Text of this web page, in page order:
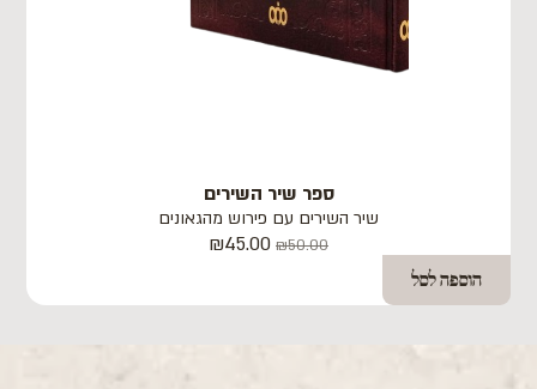
ספר שיר השירים
שיר השירים עם פירוש מהגאונים
₪50.00
₪45.00
הוספה לסל